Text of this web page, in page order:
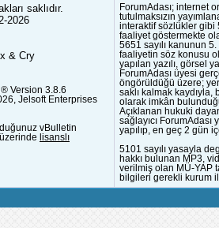
saklıdır.
2026
& Cry
Version 3.8.6
Jelsoft Enterprises
vBulletin
üzerinde lisanslı
ForumAdası; internet
tutulmaksızın
interaktif sözlükler gibi
faaliyet göstermekte
5651 sayılı kanunun
faaliyetin söz konusu
yapılan yazılı, görsel
ForumAdası üyesi
öngörüldüğü üzere;
saklı kalmak
olarak imkân
Açıklanan hukuki
sağlayıcı
yapılıp, en geç 2 gün
5101 sayılı yasayla
hakkı bulunan MP3,
verilmiş olan MÜ-YAP
bilgileri gerekli kurum